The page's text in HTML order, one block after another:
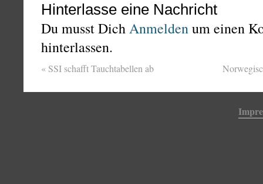
Hinterlasse eine Nachricht
Du musst DichAnmeldenum einen
hinterlassen.
« SSI schafft Tauchtabellen ab